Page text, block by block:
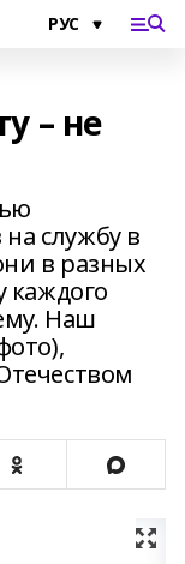
– не
службу в
в разных
каждого
Наш